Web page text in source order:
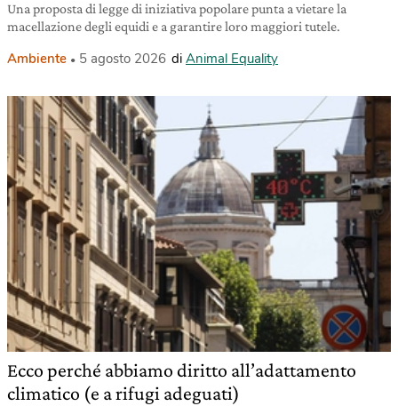
Una proposta di legge di iniziativa popolare punta a vietare la
macellazione degli equidi e a garantire loro maggiori tutele.
Ambiente 5 agosto 2026 di Animal Equality
Ecco perché abbiamo diritto all’adattamento
climatico (e a rifugi adeguati)